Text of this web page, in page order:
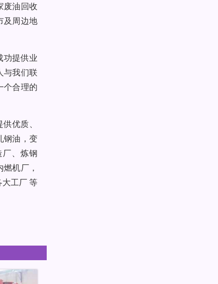
废油回收
及周边地
功提供业
与我们联
个合理的
优质、
钢油，变
、炼钢
机厂，
工厂 等